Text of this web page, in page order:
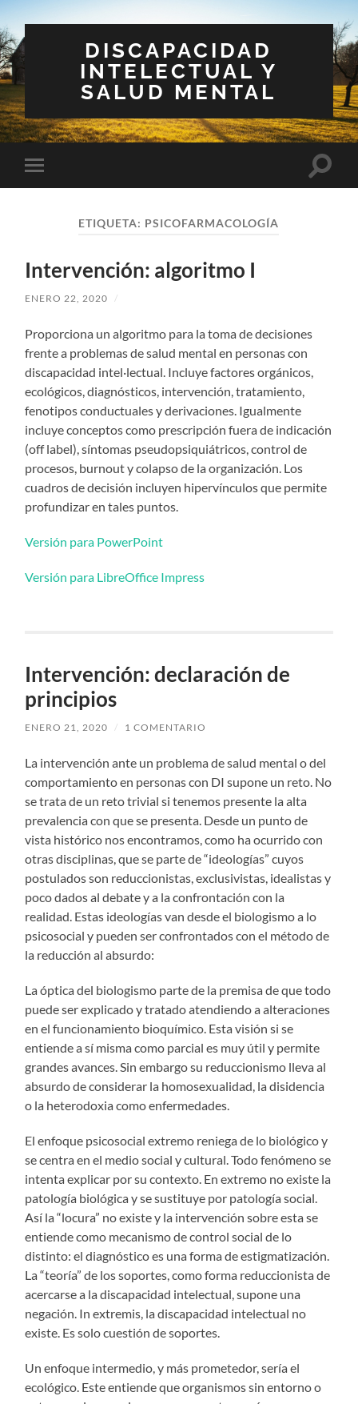
DISCAPACIDAD
INTELECTUAL Y
SALUD MENTAL
Alternar
el
ETIQUETA: PSICOFARMACOLOGÍA
Intervención: algoritmo I
ENERO 22, 2020 /
Proporciona un algoritmo para la toma de decisiones
frente a problemas de salud mental en personas con
discapacidad intel·lectual. Incluye factores orgánicos,
ecológicos, diagnósticos, intervención, tratamiento,
fenotipos conductuales y derivaciones. Igualmente
incluye conceptos como prescripción fuera de indicación
(off label), síntomas pseudopsiquiátricos, control de
procesos, burnout y colapso de la organización. Los
cuadros de decisión incluyen hipervínculos que permite
profundizar en tales puntos.
Versión para PowerPoint
Versión para LibreOffice Impress
Intervención: declaración de
principios
ENERO 21, 2020 / 1 COMENTARIO
La intervención ante un problema de salud mental o del
comportamiento en personas con DI supone un reto. No
se trata de un reto trivial si tenemos presente la alta
prevalencia con que se presenta. Desde un punto de
vista histórico nos encontramos, como ha ocurrido con
otras disciplinas, que se parte de “ideologías” cuyos
postulados son reduccionistas, exclusivistas, idealistas y
poco dados al debate y a la confrontación con la
realidad. Estas ideologías van desde el biologismo a lo
psicosocial y pueden ser confrontados con el método de
la reducción al absurdo:
La óptica del biologismo parte de la premisa de que todo
puede ser explicado y tratado atendiendo a alteraciones
en el funcionamiento bioquímico. Esta visión si se
entiende a sí misma como parcial es muy útil y permite
grandes avances. Sin embargo su reduccionismo lleva al
absurdo de considerar la homosexualidad, la disidencia
o la heterodoxia como enfermedades.
El enfoque psicosocial extremo reniega de lo biológico y
se centra en el medio social y cultural. Todo fenómeno se
intenta explicar por su contexto. En extremo no existe la
patología biológica y se sustituye por patología social.
Así la “locura” no existe y la intervención sobre esta se
entiende como mecanismo de control social de lo
distinto: el diagnóstico es una forma de estigmatización.
La “teoría” de los soportes, como forma reduccionista de
acercarse a la discapacidad intelectual, supone una
negación. In extremis, la discapacidad intelectual no
existe. Es solo cuestión de soportes.
Un enfoque intermedio, y más prometedor, sería el
ecológico. Este entiende que organismos sin entorno o